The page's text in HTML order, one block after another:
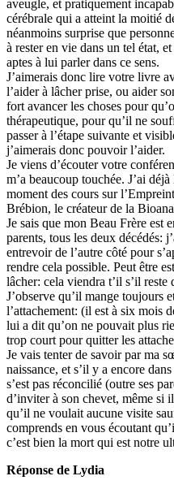
aveugle, et pratiquement
cérébrale qui a atteint la moitié
néanmoins surprise que
à rester en vie dans un tel état,
aptes à lui parler dans ce sens.
J’aimerais donc lire votre livre
l’aider à lâcher prise, ou aider
fort avancer les choses pour
thérapeutique, pour qu’il ne
passer à l’étape suivante et
j’aimerais donc pouvoir l’aider.
Je viens d’écouter votre
m’a beaucoup touchée. J’ai
moment des cours sur
Brébion, le créateur de la
Je sais que mon Beau Frère est
parents, tous les deux décédés:
entrevoir de l’autre côté pour
rendre cela possible. Peut être
lâcher: cela viendra t’il s’il reste
J’observe qu’il mange toujours
l’attachement: (il est à six mois
lui a dit qu’on ne pouvait plus
trop court pour quitter les
Je vais tenter de savoir par ma
naissance, et s’il y a encore
s’est pas réconcilié (outre ses
d’inviter à son chevet, même si
qu’il ne voulait aucune visite
comprends en vous écoutant
c’est bien la mort qui est notre
Réponse de Lydia